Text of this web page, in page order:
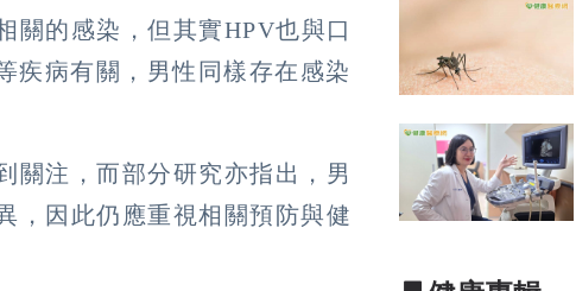
關的感染，但其實HPV也與口
疾病有關，男性同樣存在感染
關注，而部分研究亦指出，男
，因此仍應重視相關預防與健